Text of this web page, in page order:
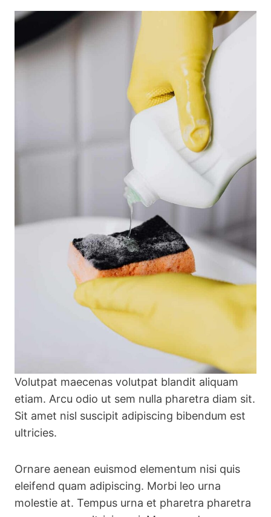
Volutpat maecenas volutpat blandit aliquam
etiam. Arcu odio ut sem nulla pharetra diam sit.
Sit amet nisl suscipit adipiscing bibendum est
ultricies.
Ornare aenean euismod elementum nisi quis
eleifend quam adipiscing. Morbi leo urna
molestie at. Tempus urna et pharetra pharetra